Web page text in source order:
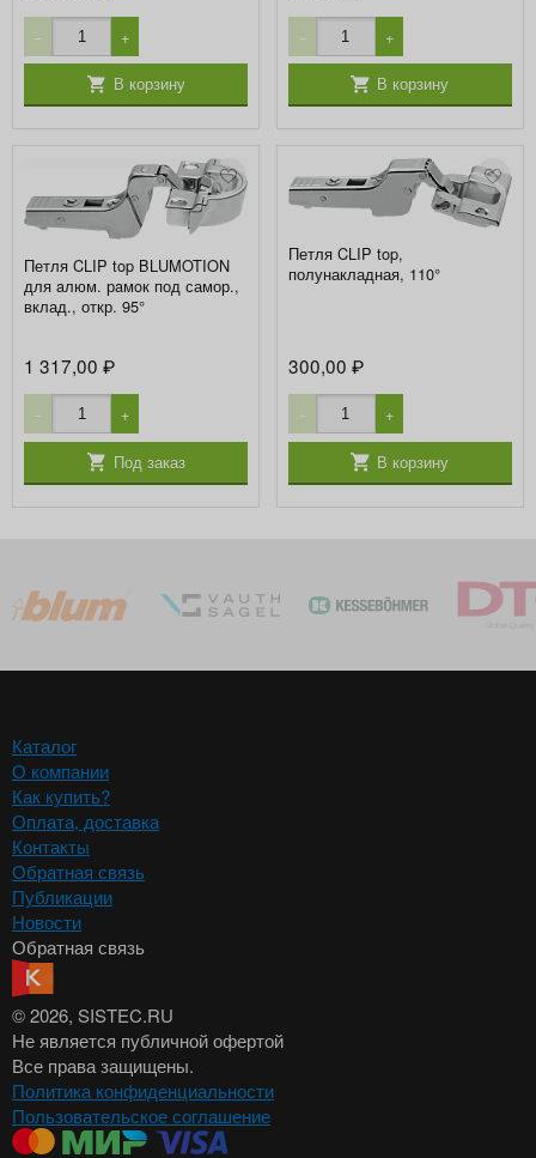
− +
В корзину
− +
В корзину
Петля CLIP top BLUMOTION
для aлюм. рaмoк под самор.,
вклад., откр. 95°
1 317,00₽
− +
Под заказ
Петля CLIP top,
полунакладная, 110°
300,00 ₽
− +
В корзину
Каталог
О компании
Как купить?
Оплата, доставка
Контакты
Обратная связь
Публикации
Новости
Обратная связь
© 2026, SISTEC.RU
Не является публичной офертой
Все права защищены.
Политика конфиденциальности
Пользовательское соглашение